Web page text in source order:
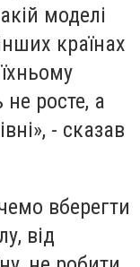
моделі
країнах
росте, а
- сказав
вберегти
від